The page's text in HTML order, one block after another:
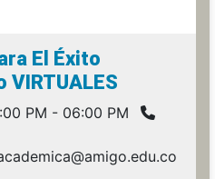
El Éxito
VIRTUALES
PM - 06:00 PM